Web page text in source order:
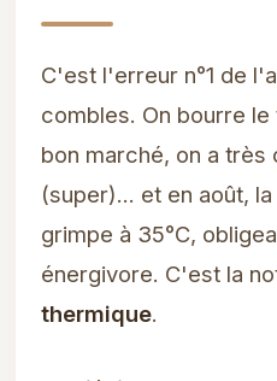
C'est l'erreur n°1 de
combles. On bourre
bon marché, on a très
(super)... et en août,
grimpe à 35°C,
énergivore. C'est la
thermique.